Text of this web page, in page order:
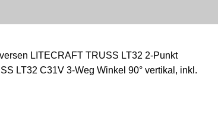
LITECRAFT TRUSS LT32 2-Punkt
LT32 C31V 3-Weg Winkel 90° vertikal, inkl.